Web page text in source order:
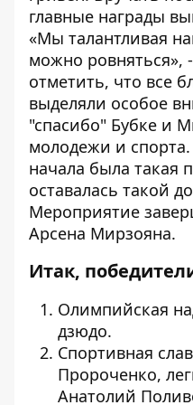
главные награды
«Мы талантливая
можно ровняться»,
отметить, что все
выделяли особое
"спасибо" Бубке и
молодежи и
начала была такая
оставалась такой
Мероприятие
Арсена Мирзояна.
Итак,
Олимпийская
дзюдо.
Спортивная
Пророченко,
Анатолий